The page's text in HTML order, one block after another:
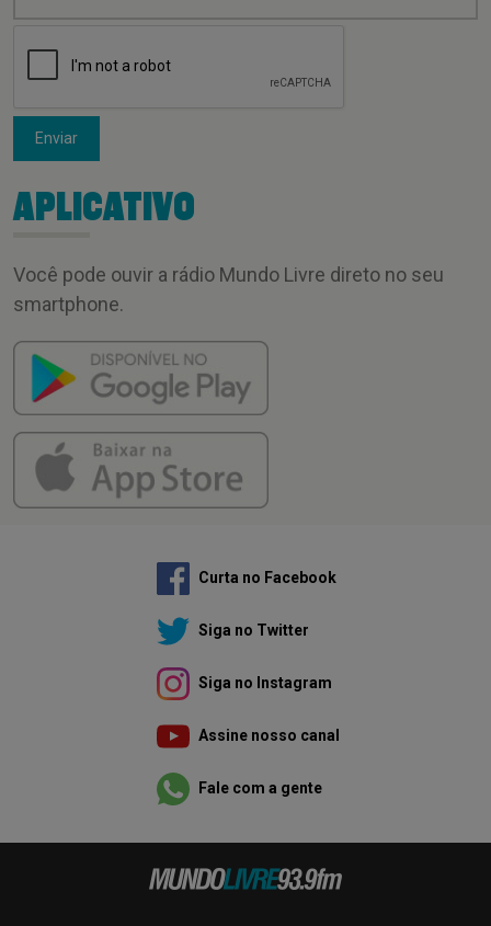
Enviar
APLICATIVO
Você pode ouvir a rádio Mundo Livre direto no seu
smartphone.
Curta no Facebook
Siga no Twitter
Siga no Instagram
Assine nosso canal
Fale com a gente